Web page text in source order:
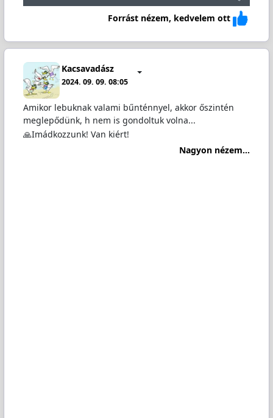
Forrást nézem, kedvelem ott
Kacsavadász
2024. 09. 09. 08:05
Amikor lebuknak valami bűnténnyel, akkor őszintén
meglepődünk, h nem is gondoltuk volna...
🙏Imádkozzunk! Van kiért!
Nagyon nézem...